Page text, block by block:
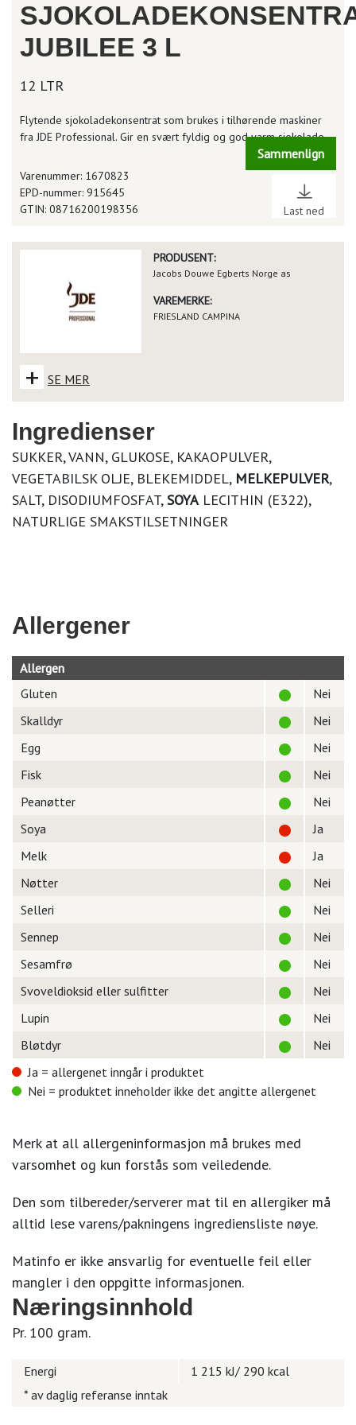
JUBILEE 3 L
12 LTR
Flytende sjokoladekonsentrat som brukes i tilhørende maskiner
fra JDE Professional. Gir en svært fyldig og god varm sjokolade.
Sammenlign
Last ned
Varenummer: 1670823
EPD-nummer: 915645
GTIN: 08716200198356
PRODUSENT:
Jacobs Douwe Egberts Norge as
VAREMERKE:
FRIESLAND CAMPINA
+ SE MER
Ingredienser
SUKKER, VANN, GLUKOSE, KAKAOPULVER,
VEGETABILSK OLJE, BLEKEMIDDEL, MELKEPULVER,
SALT, DISODIUMFOSFAT,SOYALECITHIN (E322),
NATURLIGE SMAKSTILSETNINGER
Allergener
Allergen
Gluten
Nei
Skalldyr
Nei
Egg
Nei
Fisk
Nei
Peanøtter
Nei
Soya
Ja
Melk
Ja
Nøtter
Nei
Selleri
Nei
Sennep
Nei
Sesamfrø
Nei
Svoveldioksid eller sulfitter
Nei
Lupin
Nei
Bløtdyr
Nei
Ja = allergenet inngår i produktet
Nei = produktet inneholder ikke det angitte allergenet
Merk at all allergeninformasjon må brukes med
varsomhet og kun forstås som veiledende.
Den som tilbereder/serverer mat til en allergiker må
alltid lese varens/pakningens ingrediensliste nøye.
Matinfo er ikke ansvarlig for eventuelle feil eller
mangler i den oppgitte informasjonen.
Næringsinnhold
Pr. 100 gram.
Energi
1 215 kJ/ 290 kcal
* av daglig referanse inntak